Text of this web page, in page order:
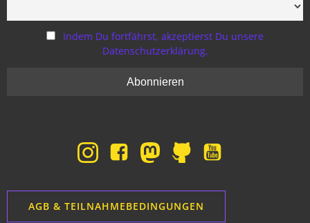
Indem Du fortfährst, akzeptierst Du unsere
Datenschutzerklärung.
AGB & TEILNAHMEBEDINGUNGEN